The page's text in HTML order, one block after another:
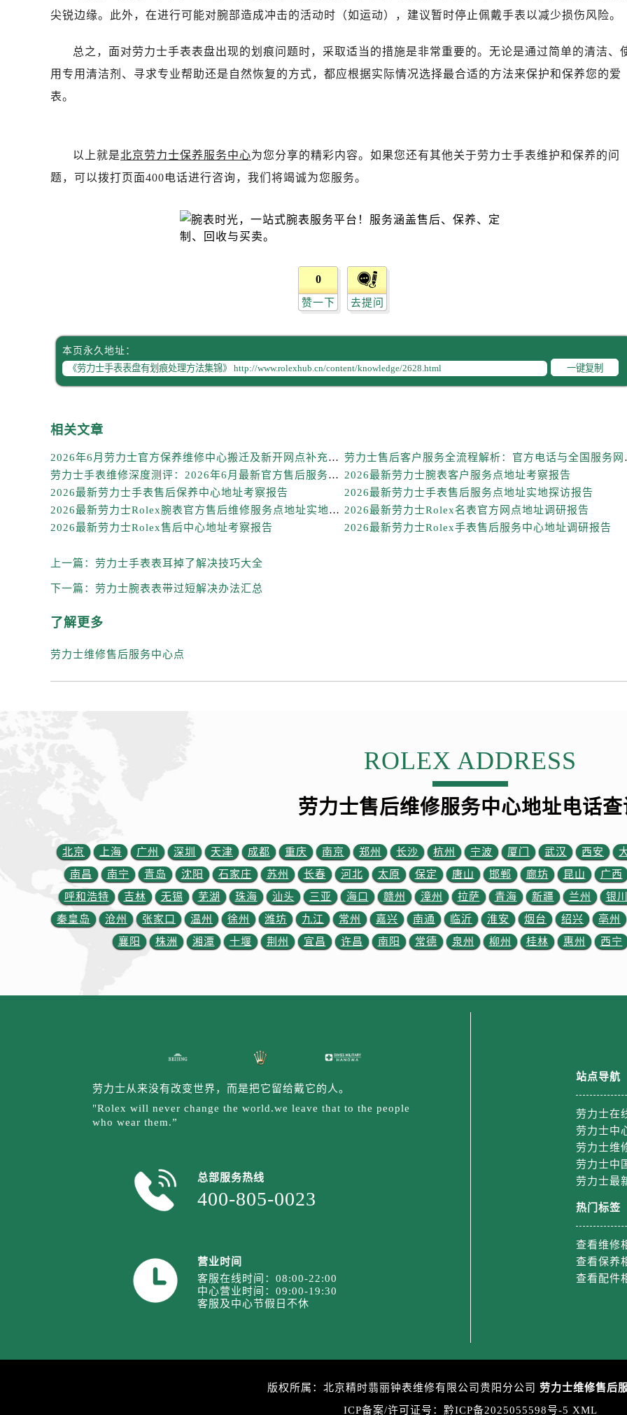
黑龙江省鸡西市鸡冠区红军路劳力士售后服务中心（需提前预约）
黑龙江省牡丹江市东安区太平路劳力士售后服务中心（需提前预约）
黑龙江省七台河市桃山区大同街劳力士售后服务中心（需提前预约）
吉林省白山市浑江区浑江大街劳力士售后服务中心（需提前预约）
吉林省辽源市龙山区人民大街劳力士售后服务中心（需提前预约）
吉林省梅河口市新华街道梅河大街劳力士售后服务中心（需提前预约）
吉林省松原市宁江区五环大街劳力士售后服务中心（需提前预约）
吉林省通化市东昌区环通乡江南大街劳力士售后服务中心（需提前预约）
辽宁省本溪市平山区胜利路劳力士售后服务中心（需提前预约）
辽宁省葫芦岛市连山区中央路劳力士售后服务中心（需提前预约）
辽宁省锦州市古塔区中央大街劳力士售后服务中心（需提前预约）
辽宁省辽阳市白塔区新运大街劳力士售后服务中心（需提前预约）
辽宁省盘锦市兴隆台区石油大街劳力士售后服务中心（需提前预约）
辽宁省营口市站前区市府路与渤海大街交叉口劳力士售后服务中心（需提前预约）
辽宁省沈阳市沈河区中街路83号亨得利名表维修授权店1楼劳力士售后服务中心（需提前预约）
河北省保定市竞秀区朝阳北大街北国先天下劳力士售后服务中心（需提前预约）
内蒙古自治区鄂尔多斯市东胜区伊金霍洛街劳力士售后服务中心（需提前预约）
内蒙古自治区呼伦贝尔市海拉尔区中央街劳力士售后服务中心（需提前预约）
内蒙古自治区乌海市海勃湾区人民南路劳力士售后服务中心（需提前预约）
内蒙古自治区锡林郭勒盟市锡林浩特市光明街与额尔敦路交叉口劳力士售后服务中心（需提前预约）
内蒙古自治区兴安盟市乌兰浩特市兴安大街劳力士售后服务中心（需提前预约）
山西省大同市平城区迎宾街劳力士售后服务中心（需提前预约）
山西省晋城市城区黄华街劳力士售后服务中心（需提前预约）
山西省晋中市榆次区顺城街劳力士售后服务中心（需提前预约）
山西省临汾市尧都区解放路劳力士售后服务中心（需提前预约）
山西省长治市潞州区英雄中路劳力士售后服务中心（需提前预约）
山西省太原市迎泽区迎泽街道解放路15号亨得利名表维修授权店3楼劳力士售后服务中心（需提前预约
天津市和平区赤峰道136号天津国际金融中心26层2603室劳力士售后服务中心（需提前预约）
安徽省安庆市迎江区人民路劳力士售后服务中心（需提前预约）
安徽省池州市贵池区长江路劳力士售后服务中心（需提前预约）
安徽省滁州市琅琊区南谯北路劳力士售后服务中心（需提前预约）
安徽省淮南市田家庵区国庆中路劳力士售后服务中心（需提前预约）
安徽省黄山市屯溪区黄山西路劳力士售后服务中心（需提前预约）
安徽省六安市金安区解放中路劳力士售后服务中心（需提前预约）
安徽省铜陵市铜官区石城大道劳力士售后服务中心（需提前预约）
安徽省芜湖市镜湖区中山路步行街劳力士售后服务中心（需提前预约）
尖锐边缘。此外，在进行可能对腕部造成冲击的活动时（如运动），建议暂时停止佩戴手表以减少损伤风险。
总之，面对劳力士手表表盘出现的划痕问题时，采取适当的措施是非常重要的。无论是通过简单的清洁、
用专用清洁剂、寻求专业帮助还是自然恢复的方式，都应根据实际情况选择最合适的方法来保护和保养您的爱
表。
以上就是北京劳力士保养服务中心为您分享的精彩内容。如果您还有其他关于劳力士手表维护和保养的问
题，可以拨打页面400电话进行咨询，我们将竭诚为您服务。
0
赞一下 去提问
本页永久地址：
一键复制
相关文章
2026年6月劳力士官方保养维修中心搬迁及新开网点补充最终告知文件
劳力士售后
劳力士手表维修深度测评：2026年6月最新官方售后服务网点全盘点 2026最新劳力士腕表客户服务点地址考察报告
2026最新劳力士手表售后保养中心地址考察报告
2026最新劳力士手表售后服务点地址实地探访报告
2026最新劳力士Rolex腕表官方售后维修服务点地址实地探访报告 2026最新劳力士Rolex名表官方网点地址调研报告
2026最新劳力士Rolex售后中心地址考察报告
2026最新劳力士Rolex手表售后服务中心地址调研报告
上一篇： 劳力士手表表耳掉了解决技巧大全
下一篇： 劳力士腕表表带过短解决办法汇总
了解更多
劳力士维修售后服务中心点
ROLEX ADDRESS
劳力士售后维修服务中心地址电话查
北京 上海 广州 深圳 天津 成都 重庆 南京 郑州 长沙 杭州 宁波 厦门 武汉 西安
南昌
南宁 青岛 沈阳 石家庄 苏州 长春 河北 太原 保定 唐山 邯郸 廊坊 昆山 广西
呼和浩特
吉林 无锡 芜湖 珠海 汕头 三亚 海口 赣州 漳州 拉萨 青海 新疆 兰州 银川
秦皇岛
沧州 张家口 温州 徐州 潍坊 九江 常州 嘉兴 南通 临沂 淮安 烟台 绍兴 亳州
襄阳
株洲 湘潭 十堰 荆州 宜昌 许昌 南阳 常德 泉州 柳州 桂林 惠州 西宁
劳力士从来没有改变世界，而是把它留给戴它的人。
"Rolex will never change the world.we leave that to the people
who wear them.”
总部服务热线
400-805-0023
营业时间
客服在线时间：08:00-22:00
中心营业时间：09:00-19:30
客服及中心节假日不休
站点导航
劳力士在
劳力士中
劳力士维
劳力士中
劳力士最
热门标签
查看维修
查看保养
查看配件
版权所属：北京精时翡丽钟表维修有限公司贵阳分公司 劳力士维修售后
ICP备案/许可证号：黔ICP备2025055598号-5 XML